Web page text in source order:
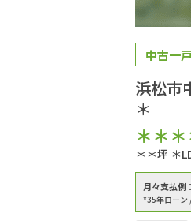
中古一
浜松市
＊
＊＊＊
＊＊坪 ＊
月々支払例：
*35年ローン